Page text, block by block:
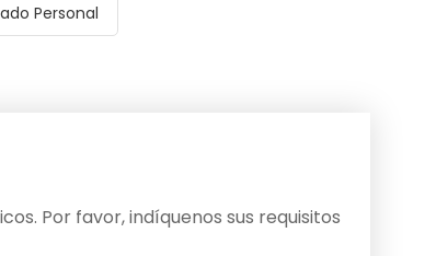
Personal
Por favor, indíquenos sus requisitos